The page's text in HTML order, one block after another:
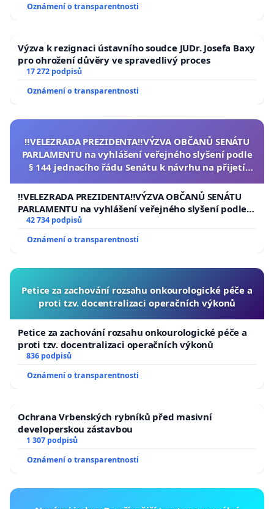
Oznámení o transparentnosti
Výzva k rezignaci ústavního soudce JUDr. Josefa Baxy
pro ohrožení důvěry ve spravedlivý proces
17 272 podpisů
Oznámení o transparentnosti
‼️VELEZRADA PREZIDENTA‼️VÝZVA OBČANŮ SENÁTU
PARLAMENTU na vyhlášení veřejného slyšení podle
§ 144 jednacího řádu Senátu k návrhu na přijetí
republiky
‼️VELEZRADA PREZIDENTA‼️VÝZVA OBČANŮ SENÁTU
PARLAMENTU na vyhlášení veřejného slyšení podle §
144 jednacího řádu Senátu k návrhu na přijetí
republiky
42 734 podpisů
Oznámení o transparentnosti
Petice za zachování rozsahu onkourologické péče a
proti tzv. docentralizaci operačních výkonů
Petice za zachování rozsahu onkourologické péče a
proti tzv. docentralizaci operačních výkonů
836 podpisů
Oznámení o transparentnosti
Ochrana Vrbenských rybníků před masivní
developerskou zástavbou
1 307 podpisů
Oznámení o transparentnosti